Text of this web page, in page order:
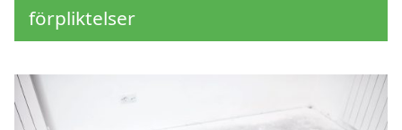
förpliktelser